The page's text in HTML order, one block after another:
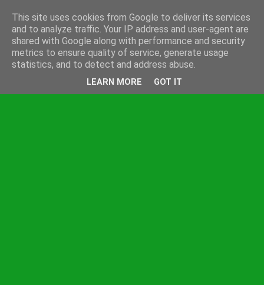
This site uses cookies from Google to deliver its services
and to analyze traffic. Your IP address and user-agent are
shared with Google along with performance and security
metrics to ensure quality of service, generate usage
statistics, and to detect and address abuse.
LEARN MORE GOT IT